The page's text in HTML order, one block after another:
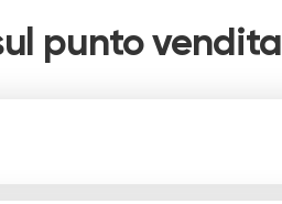
punto vendita